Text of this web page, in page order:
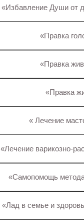
«Избавление Души от
«Правка
«Правка
«Правка
« Лечение
«Лечение варикозно-
«Самопомощь
«Лад в семье и